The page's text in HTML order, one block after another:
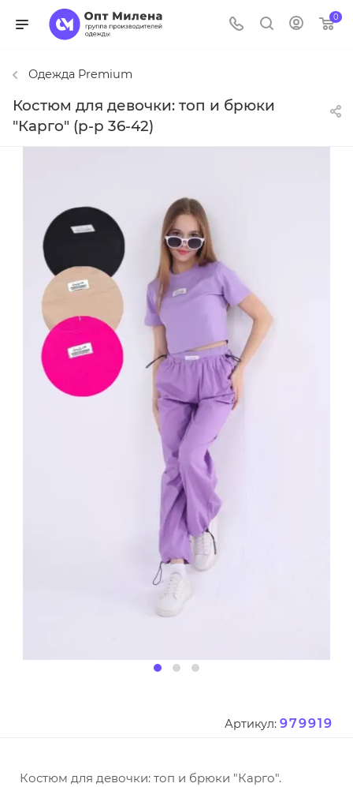
0
Одежда Premium
Костюм для девочки: топ и брюки
"Карго" (р-р 36-42)
Артикул: 979919
Костюм для девочки: топ и брюки "Карго".